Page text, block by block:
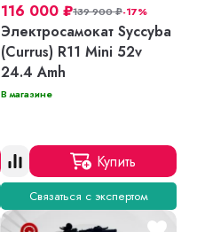
116 000 ₽139 900₽-17%
Электросамокат Syccyba
(Currus) R11 Mini 52v
24.4 Amh
В магазине
Купить
Связаться с экспертом